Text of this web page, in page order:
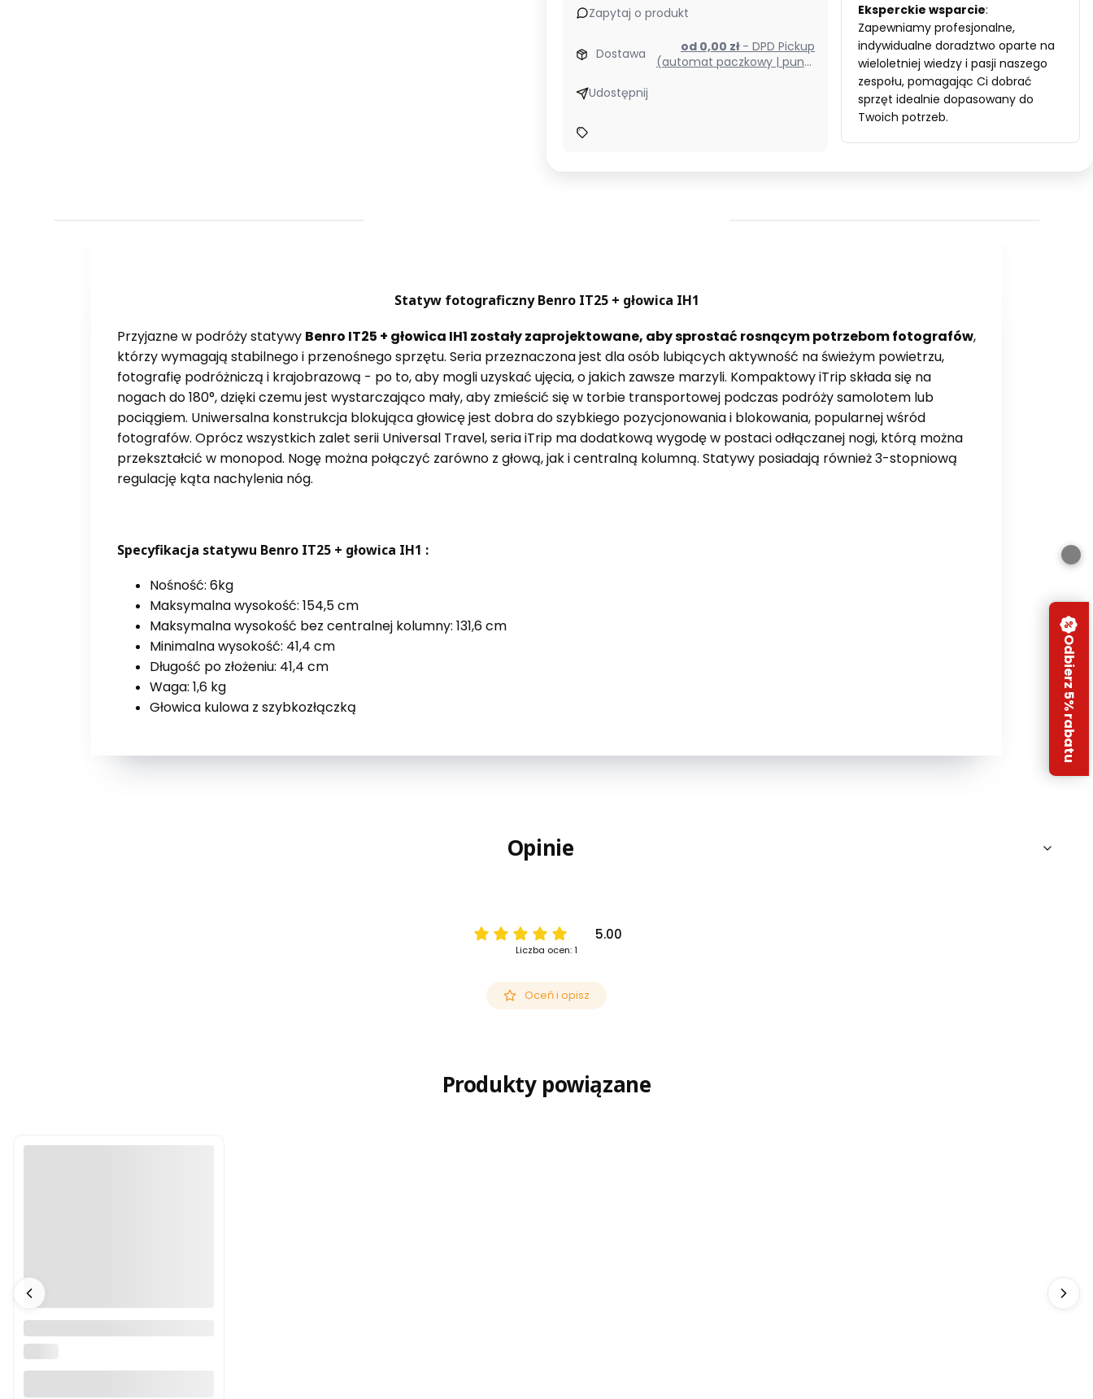
Zapytaj o produkt
Dostawa od 0,00 zł - DPD Pickup
(automat paczkowy | punkt
Udostępnij
Eksperckie wsparcie:
Zapewniamy profesjonalne,
indywidualne doradztwo oparte na
wieloletniej wiedzy i pasji naszego
zespołu, pomagając Ci dobrać
sprzęt idealnie dopasowany do
Twoich potrzeb.
Statyw fotograficzny Benro IT25 + głowica IH1
Przyjazne w podróży statywy Benro IT25 + głowica IH1 zostały zaprojektowane, aby sprostać rosnącym potrzebom fotografów,
którzy wymagają stabilnego i przenośnego sprzętu. Seria przeznaczona jest dla osób lubiących aktywność na świeżym powietrzu,
fotografię podróżniczą i krajobrazową - po to, aby mogli uzyskać ujęcia, o jakich zawsze marzyli. Kompaktowy iTrip składa się na
nogach do 180°, dzięki czemu jest wystarczająco mały, aby zmieścić się w torbie transportowej podczas podróży samolotem lub
pociągiem. Uniwersalna konstrukcja blokująca głowicę jest dobra do szybkiego pozycjonowania i blokowania, popularnej wśród
fotografów. Oprócz wszystkich zalet serii Universal Travel, seria iTrip ma dodatkową wygodę w postaci odłączanej nogi, którą można
przekształcić w monopod. Nogę można połączyć zarówno z głową, jak i centralną kolumną. Statywy posiadają również 3-stopniową
regulację kąta nachylenia nóg.
Specyfikacja statywu Benro IT25 + głowica IH1 :
Nośność: 6kg
Maksymalna wysokość: 154,5 cm
Maksymalna wysokość bez centralnej kolumny: 131,6 cm
Minimalna wysokość: 41,4 cm
Długość po złożeniu: 41,4 cm
Waga: 1,6 kg
Głowica kulowa z szybkozłączką
Opinie
5.00
Liczba ocen: 1
Oceń i opisz
Produkty powiązane
Mach3 TMA37AL
Odbierz 5% rabatu